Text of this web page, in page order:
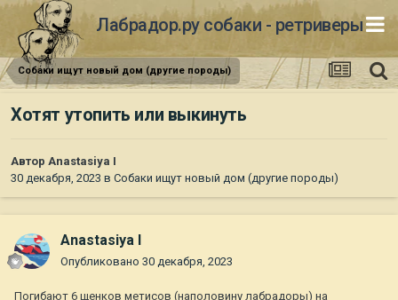
Лабрадор.ру собаки - ретриверы
Собаки ищут новый дом (другие породы)
Хотят утопить или выкинуть
Автор Anastasiya I
30 декабря, 2023 в Собаки ищут новый дом (другие породы)
Anastasiya I
Опубликовано 30 декабря, 2023
Погибают 6 щенков метисов (наполовину лабрадоры) на